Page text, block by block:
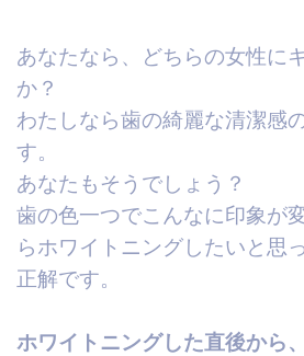
あなたなら、どちらの女性に
か？
わたしなら歯の綺麗な清潔感
す。
あなたもそうでしょう？
歯の色一つでこんなに印象が
らホワイトニングしたいと思
正解です。
ホワイトニングした直後から